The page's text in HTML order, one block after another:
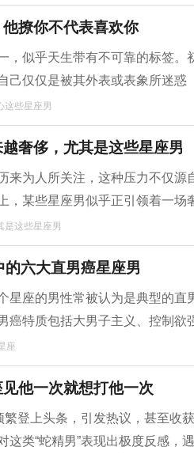
撩你不代表喜欢你
，似乎天生带有不可靠的标签
己仅仅是被其外表或表象所迷惑
这些星座男
奢侈，尤其是这些星座男
来为人所关注，这种压力不仅
，某些星座男似乎正引领着一
是这些星座男
六大直男癌星座男
星座的男性常被认为是典型的
癌特质包括大男子主义、控制
座
他一次就想打他一次
繁登上头条，引发热议，甚至收
这类“蛇精男”表现出极度反感